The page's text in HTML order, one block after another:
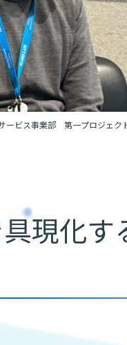
ービス事業部 第一プロジェ
現化す